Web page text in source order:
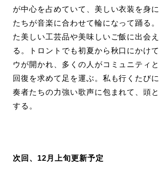
が中心を占めていて、美しい衣装を身
たちが音楽に合わせて輪になって踊る
た美しい工芸品や美味しいご飯に出会
る。トロントでも初夏から秋口にかけ
ウが開かれ、多くの人がコミュニティ
回復を求めて足を運ぶ。私も行くたび
奏者たちの力強い歌声に包まれて、頭
する。
次回、12月上旬更新予定